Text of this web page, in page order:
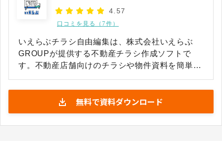
4.57
口コミを見る（7件）
いえらぶチラシ自由編集は、株式会社いえらぶ
GROUPが提供する不動産チラシ作成ソフトで
す。不動産店舗向けのチラシや物件資料を簡単に
ます。あらかじめ入力された物件情報が自動でチ
ラシに反映されるため、一からデータを打ち込む
手間がかかりません。自動反映により作成時点で
最新の物件情報をまとめて取り込めるため、再入
無料で資料ダウンロード